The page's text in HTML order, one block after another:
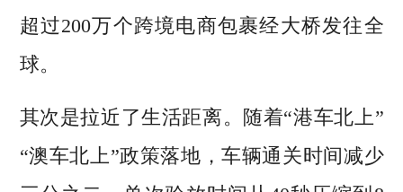
超过200万个跨境电商包裹经大桥发往全
球。
其次是拉近了生活距离。随着“港车北上”
“澳车北上”政策落地，车辆通关时间减少